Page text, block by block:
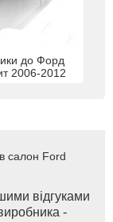
до Форд
2006-2012
салон Ford
відгуками
-